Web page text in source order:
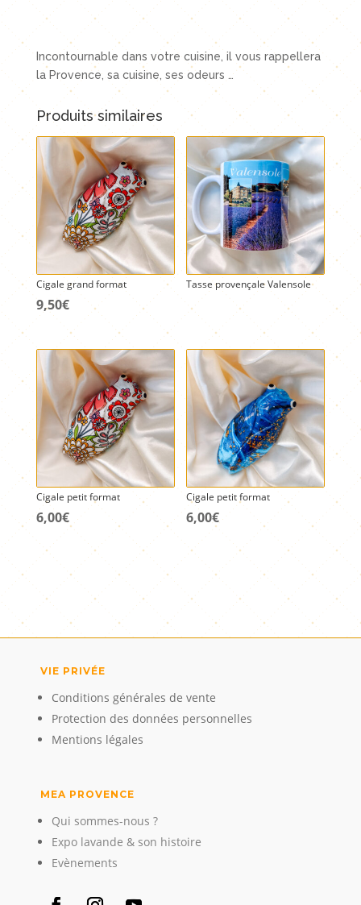
Incontournable dans votre cuisine, il vous rappellera
la Provence, sa cuisine, ses odeurs …
Produits similaires
Cigale grand format
9,50€
Tasse provençale Valensole
Cigale petit format
6,00€
Cigale petit format
6,00€
VIE PRIVÉE
Conditions générales de vente
Protection des données personnelles
Mentions légales
MEA PROVENCE
Qui sommes-nous ?
Expo lavande & son histoire
Evènements